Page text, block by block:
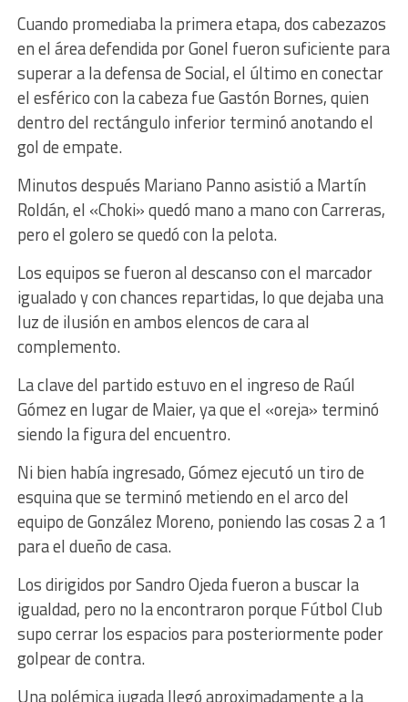
Cuando promediaba la primera etapa, dos cabezazos
en el área defendida por Gonel fueron suficiente para
superar a la defensa de Social, el último en conectar
el esférico con la cabeza fue Gastón Bornes, quien
dentro del rectángulo inferior terminó anotando el
gol de empate.
Minutos después Mariano Panno asistió a Martín
Roldán, el «Choki» quedó mano a mano con Carreras,
pero el golero se quedó con la pelota.
Los equipos se fueron al descanso con el marcador
igualado y con chances repartidas, lo que dejaba una
luz de ilusión en ambos elencos de cara al
complemento.
La clave del partido estuvo en el ingreso de Raúl
Gómez en lugar de Maier, ya que el «oreja» terminó
siendo la figura del encuentro.
Ni bien había ingresado, Gómez ejecutó un tiro de
esquina que se terminó metiendo en el arco del
equipo de González Moreno, poniendo las cosas 2 a 1
para el dueño de casa.
Los dirigidos por Sandro Ojeda fueron a buscar la
igualdad, pero no la encontraron porque Fútbol Club
supo cerrar los espacios para posteriormente poder
golpear de contra.
Una polémica jugada llegó aproximadamente a la